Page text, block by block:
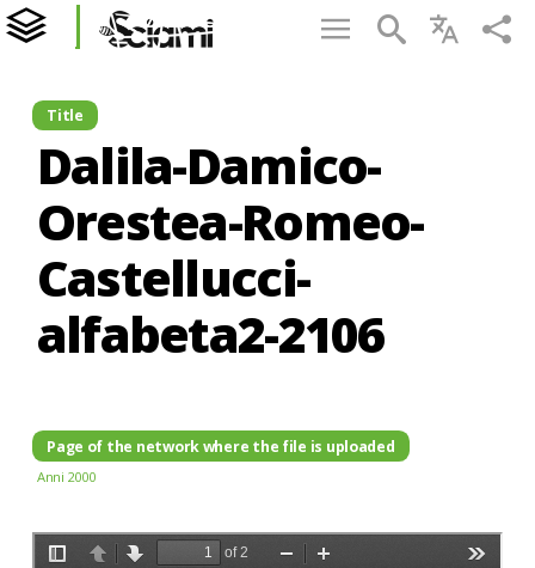
Title
Dalila-Damico-
Orestea-Romeo-
Castellucci-
alfabeta2-2106
Page of the network where the file is uploaded
Anni 2000